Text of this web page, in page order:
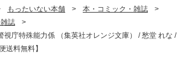
もったいない本舗 > 本・コミック・雑誌
>
誌
>
視庁特殊能力係 （集英社オレンジ文庫） / 愁堂 れな /
送料無料】